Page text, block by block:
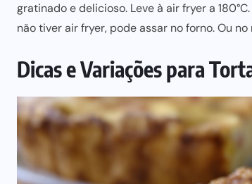
gratinado e delicioso. Leve à air fryer a
não tiver air fryer, pode assar no forno. Ou
Dicas e Variações para